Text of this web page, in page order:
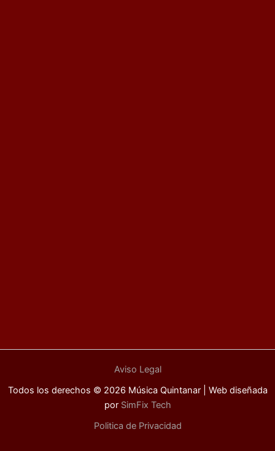
Aviso Legal
Todos los derechos © 2026 Música Quintanar | Web diseñada
porSimFix Tech
Politica de Privacidad